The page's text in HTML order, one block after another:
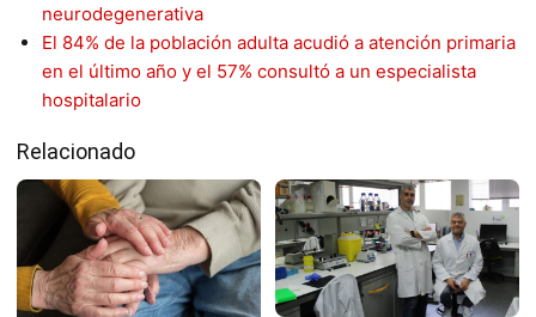
neurodegenerativa
El 84% de la población adulta acudió a atención primaria
en el último año y el 57% consultó a un especialista
hospitalario
Relacionado